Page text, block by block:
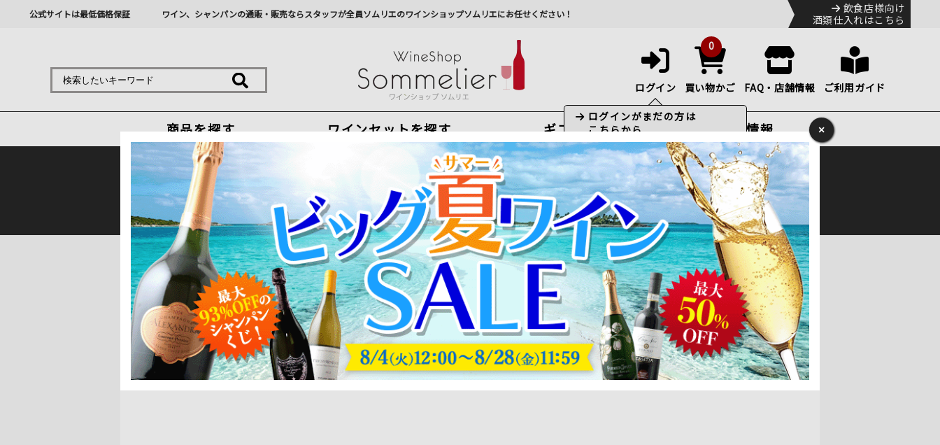
公式サイトは最低価格保証 ワイン、シャンパンの通販・販売ならスタッフが全員ソムリエのワインショップソムリエにお任せください！
飲食店様向け
酒類仕入れはこちら
ログイン
0
買い物かご FAQ・店舗情報 ご利用ガイド
商品を探す ワインセットを探す ギフト 特集・お得情報
今から注文で最短8月9日(日)出荷
最新の出荷スケジュールについてはこちらをクリック
熊本地震の影響により九州への配送に遅れが生じております。最新情報は佐川急便のHPをご確認下さい。
トップ ＞産地で探す ＞フランス ＞ ボルドーワイン ＞ポイヤック ＞シャトー・トゥール・ピブラン ポイヤック
該当がありませんでした。
×